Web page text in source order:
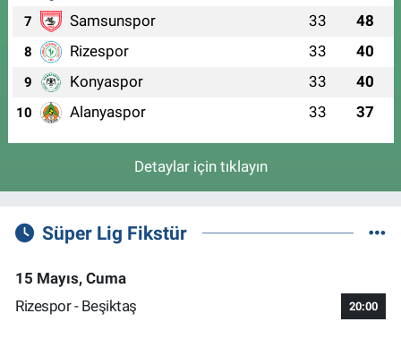
7 Samsunspor 33 48
8 Rizespor 33 40
9 Konyaspor 33 40
10 Alanyaspor 33 37
Detaylar için tıklayın
Süper Lig Fikstür
15 Mayıs, Cuma
Rizespor - Beşiktaş
20:00